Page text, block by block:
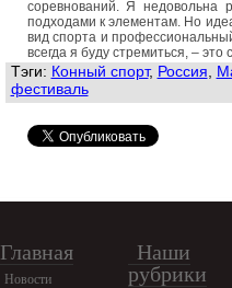
соревнований. Я недовольна
подходами к элементам. Но
вид спорта и
всегда я буду стремиться, –
Тэги: Конный спорт, Россия
фестиваль
Главная
Новости
Наши
рубрики